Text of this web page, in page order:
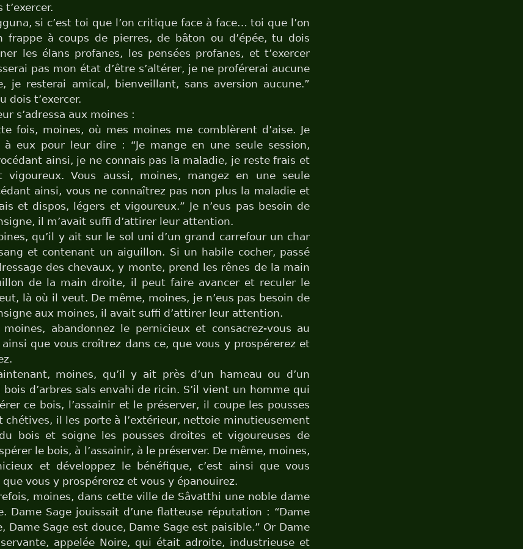
si c’est toi que l’on critique face à face… toi que l’on
frappe à coups de pierres, de bâton ou d’épée, tu dois
les élans profanes, les pensées profanes, et t’exercer
pas mon état d’être s’altérer, je ne proférerai aucune
je resterai amical, bienveillant, sans aversion aucune.”
dois t’exercer.
s’adressa aux moines :
fois, moines, où mes moines me comblèrent d’aise. Je
à eux pour leur dire : “Je mange en une seule session,
ainsi, je ne connais pas la maladie, je reste frais et
vigoureux. Vous aussi, moines, mangez en une seule
ainsi, vous ne connaîtrez pas non plus la maladie et
et dispos, légers et vigoureux.” Je n’eus pas besoin de
il m’avait suffi d’attirer leur attention.
qu’il y ait sur le sol uni d’un grand carrefour un char
et contenant un aiguillon. Si un habile cocher, passé
des chevaux, y monte, prend les rênes de la main
de la main droite, il peut faire avancer et reculer le
là où il veut. De même, moines, je n’eus pas besoin de
aux moines, il avait suffi d’attirer leur attention.
moines, abandonnez le pernicieux et consacrez-vous au
ainsi que vous croîtrez dans ce, que vous y prospérerez et
moines, qu’il y ait près d’un hameau ou d’un
d’arbres sals envahi de ricin. S’il vient un homme qui
ce bois, l’assainir et le préserver, il coupe les pousses
chétives, il les porte à l’extérieur, nettoie minutieusement
bois et soigne les pousses droites et vigoureuses de
le bois, à l’assainir, à le préserver. De même, moines,
et développez le bénéfique, c’est ainsi que vous
vous y prospérerez et vous y épanouirez.
moines, dans cette ville de Sâvatthi une noble dame
Dame Sage jouissait d’une flatteuse réputation : “Dame
Dame Sage est douce, Dame Sage est paisible.” Or Dame
appelée Noire, qui était adroite, industrieuse et